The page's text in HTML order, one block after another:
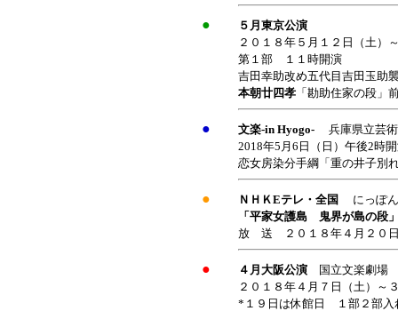
●
５月東京公演
２０１８年５月１２日（土
第１部 １１時開演
吉田幸助改め五代目吉田玉助
本朝廿四孝 「勘助住家の段
● 文楽-in Hyogo-
兵庫県立芸
2018年5月6日（日）午後2時
恋女房染分手綱「重の井子別
● ＮＨＫEテレ・全国
にっぽ
「平家女護島 鬼界が島の段
放 送 ２０１８年４月２０日
● ４月大阪公演 国立文楽劇場
２０１８年４月７日（土）
*１９日は休館日 １部２部入